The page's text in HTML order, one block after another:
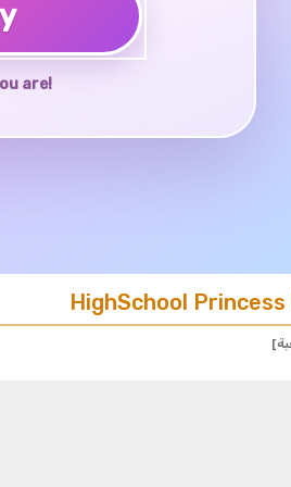
are!
HighSchool